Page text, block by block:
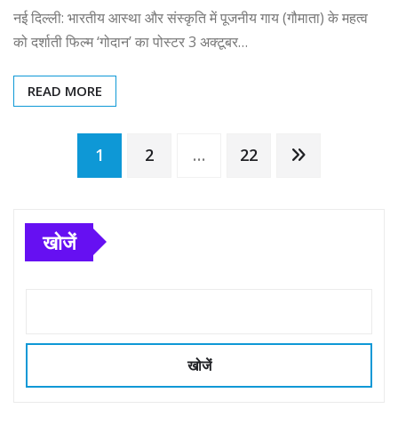
नई दिल्ली: भारतीय आस्था और संस्कृति में पूजनीय गाय (गौमाता) के महत्व
को दर्शाती फिल्म ‘गोदान’ का पोस्टर 3 अक्टूबर…
READ MORE
Posts
pagination
1 2 … 22
खोजें
खोजें